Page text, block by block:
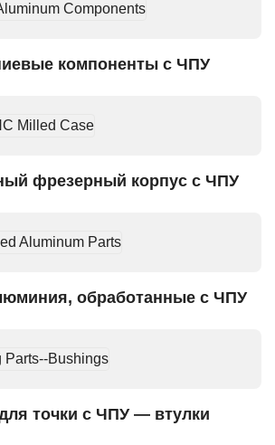
компоненты с ЧПУ
фрезерный корпус с ЧПУ
обработанные с ЧПУ
точки с ЧПУ — втулки